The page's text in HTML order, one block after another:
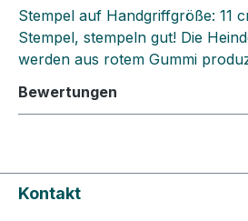
Stempel auf Handgriffgröße: 11
Stempel, stempeln gut! Die
werden aus rotem Gummi
Bewertungen
Kontakt